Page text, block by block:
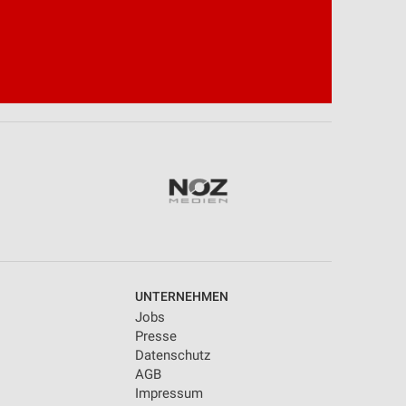
UNTERNEHMEN
Jobs
Presse
Datenschutz
AGB
Impressum